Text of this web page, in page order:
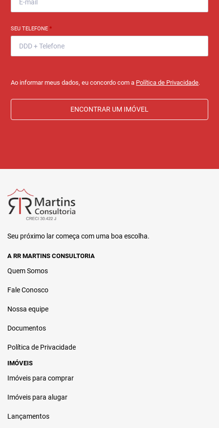
SEU TELEFONE*
Ao informar meus dados, eu concordo com a Política de Privacidade.
ENCONTRAR UM IMÓVEL
Seu próximo lar começa com uma boa escolha.
A RR MARTINS CONSULTORIA
Quem Somos
Fale Conosco
Nossa equipe
Documentos
Política de Privacidade
IMÓVEIS
Imóveis para comprar
Imóveis para alugar
Lançamentos